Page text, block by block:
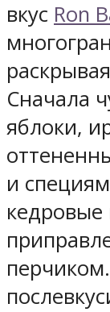
вкус Ron
Сначала
яблоки,
и